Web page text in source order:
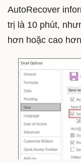
AutoRecover
trị là 10 phút,
hơn hoặc cao